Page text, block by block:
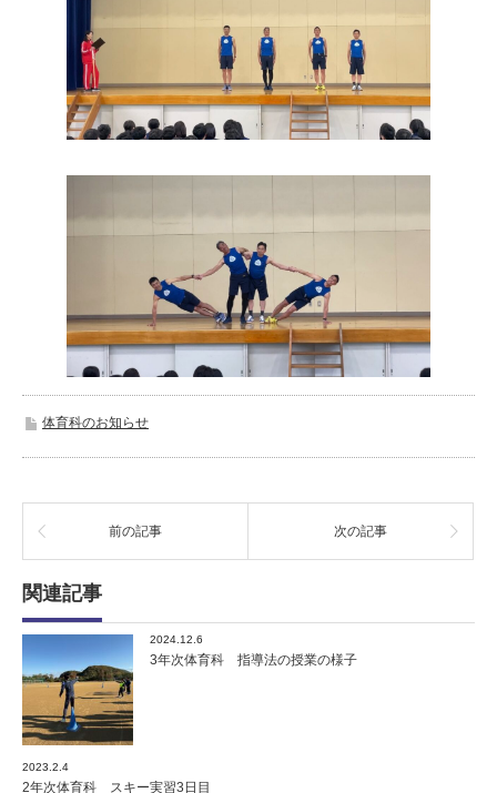
体育科のお知らせ
前の記事 次の記事
関連記事
2024.12.6
3年次体育科 指導法の授業の様子
2023.2.4
2年次体育科 スキー実習3日目